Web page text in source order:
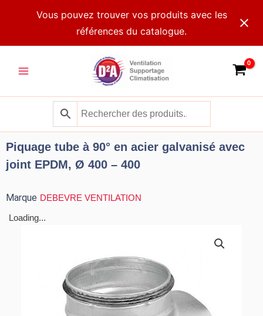
Vous pouvez trouver vos produits avec les
références du catalogue.
Menu
Piquage tube à 90° en acier galvanisé avec
joint EPDM, Ø 400 – 400
Marque DEBEVRE VENTILATION
Loading...